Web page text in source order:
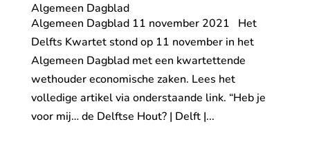
Algemeen Dagblad
Algemeen Dagblad 11 november 2021 Het
Delfts Kwartet stond op 11 november in het
Algemeen Dagblad met een kwartettende
wethouder economische zaken. Lees het
volledige artikel via onderstaande link. “Heb je
voor mij… de Delftse Hout? | Delft |...